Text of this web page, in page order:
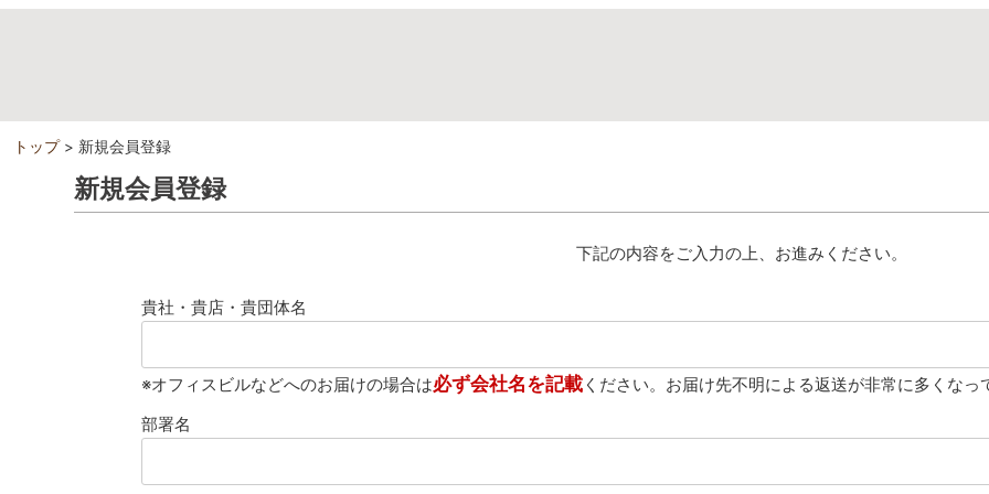
トップ 新規会員登録
新規会員登録
下記の内容をご入力の上、お進みください。
貴社・貴店・貴団体名
※オフィスビルなどへのお届けの場合は必ず会社名を記載ください。お届け先不明による返送が非常に多くなっ
部署名